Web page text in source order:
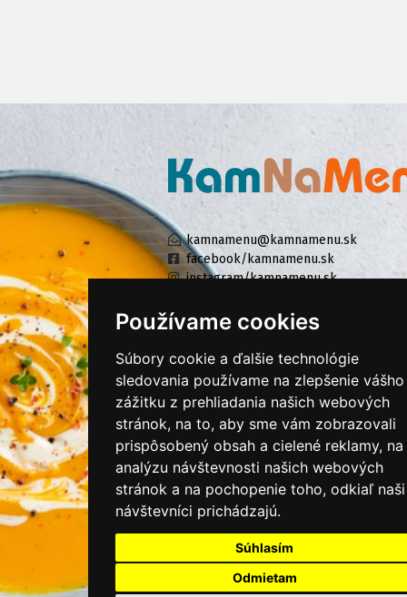
Používame cookies
Súbory cookie a ďalšie technológie
sledovania používame na zlepšenie vášho
zážitku z prehliadania našich webových
stránok, na to, aby sme vám zobrazovali
prispôsobený obsah a cielené reklamy, na
analýzu návštevnosti našich webových
stránok a na pochopenie toho, odkiaľ naši
návštevníci prichádzajú.
Súhlasím
Odmietam
kamnamenu@kamnamenu.sk
facebook/kamnamenu.sk
instagram/kamnamenu.sk
PRIHLÁSIŤ SA DO ZÁKAZNÍCKEJ ZÓNY
Všeobecné obchodné podmienky
Ochrana osobných údajov
Cookies
Moje KamNaMenu
Pridať reštauráciu